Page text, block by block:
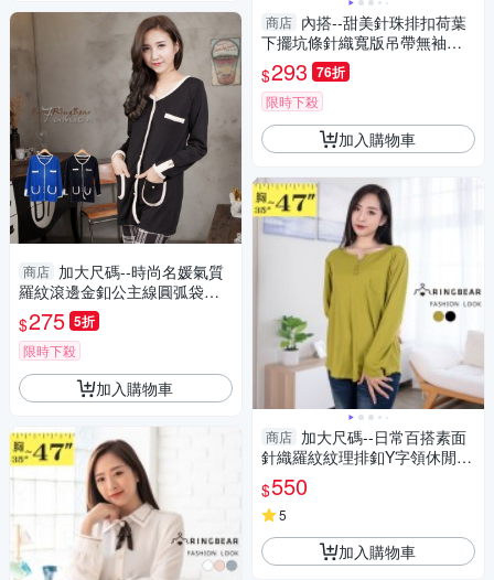
商店 加大尺碼--時尚名媛氣質
羅紋滾邊金釦公主線圓弧袋口
設計外套(黑.藍2L-5L)-J223眼
圈熊中大尺碼
$275 5折
限時下殺
加入購物車
商店 內搭--甜美針珠排扣荷葉
下擺坑條針織寬版吊帶無袖背
心(黑.黃L-3L)-U565眼圈熊中大
尺碼
$293 76折
限時下殺
加入購物車
商店 加大尺碼--日常百搭素面
針織羅紋紋理排釦Y字領休閒長
袖上衣(黑.綠L-3L)-X605眼圈熊
中大尺碼
$550
5
加入購物車